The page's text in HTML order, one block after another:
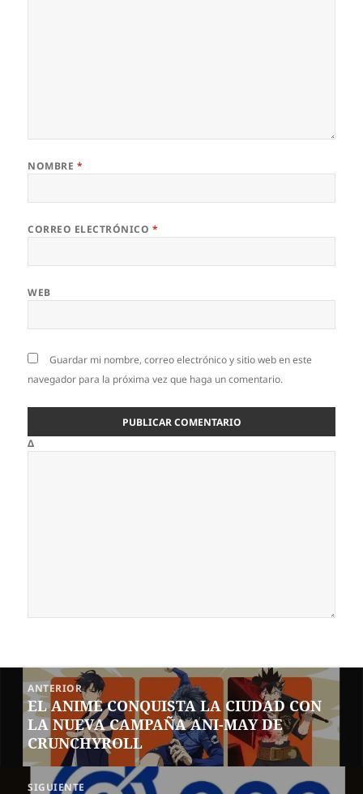
NOMBRE *
CORREO ELECTRÓNICO *
WEB
Guardar mi nombre, correo electrónico y sitio web en este
navegador para la próxima vez que haga un comentario.
Δ
Navegación
entradas
ANTERIOR
Entrada
anterior:
EL ANIME CONQUISTA LA CIUDAD CON
LA NUEVA CAMPAÑA ANI-MAY DE
CRUNCHYROLL
SIGUIENTE